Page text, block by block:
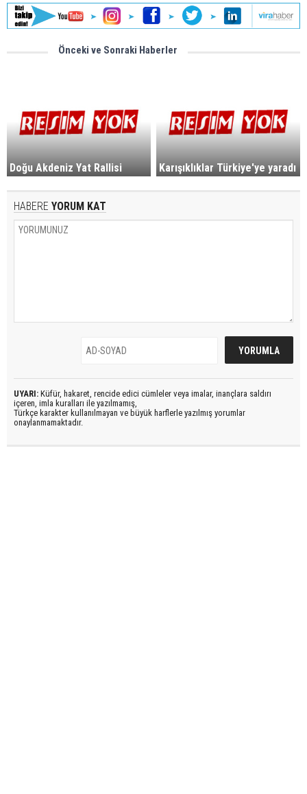
Önceki ve Sonraki Haberler
Doğu Akdeniz Yat Rallisi Karışıklıklar Türkiye'ye yaradı
HABERE YORUM KAT
UYARI: Küfür, hakaret, rencide edici cümleler veya imalar, inançlara saldırı
içeren, imla kuralları ile yazılmamış,
Türkçe karakter kullanılmayan ve büyük harflerle yazılmış yorumlar
onaylanmamaktadır.